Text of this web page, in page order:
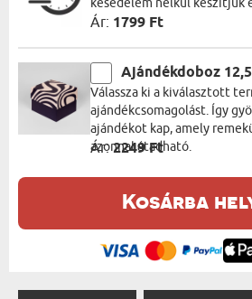
késedelem nélkül készítjük
Ár: 1799 Ft
Ajándékdoboz
Válassza ki a kiválasztott
ajándékcsomagolást. Így
ajándékot kap, amely
azonnal átadható.
Ár:2249 Ft
Kosárba